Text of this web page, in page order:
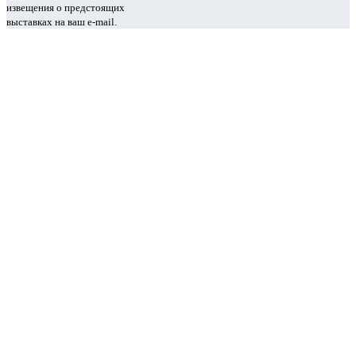
извещения о предстоящих
выставках на ваш e-mail.